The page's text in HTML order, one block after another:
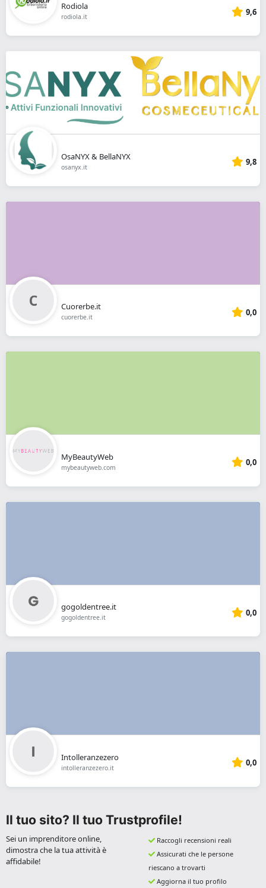
Rodiola
rodiola.it 9,6
OsaNYX & BellaNYX
osanyx.it 9,8
Cuorerbe.it
cuorerbe.it 0,0
MyBeautyWeb
mybeautyweb.com 0,0
gogoldentree.it
gogoldentree.it 0,0
Intolleranzezero
intolleranzezero.it 0,0
Il tuo sito? Il tuo Trustprofile!
Sei un imprenditore online,
dimostra che la tua attività è
affidabile!
Raccogli recensioni reali
Assicurati che le persone
riescano a trovarti
Aggiorna il tuo profilo